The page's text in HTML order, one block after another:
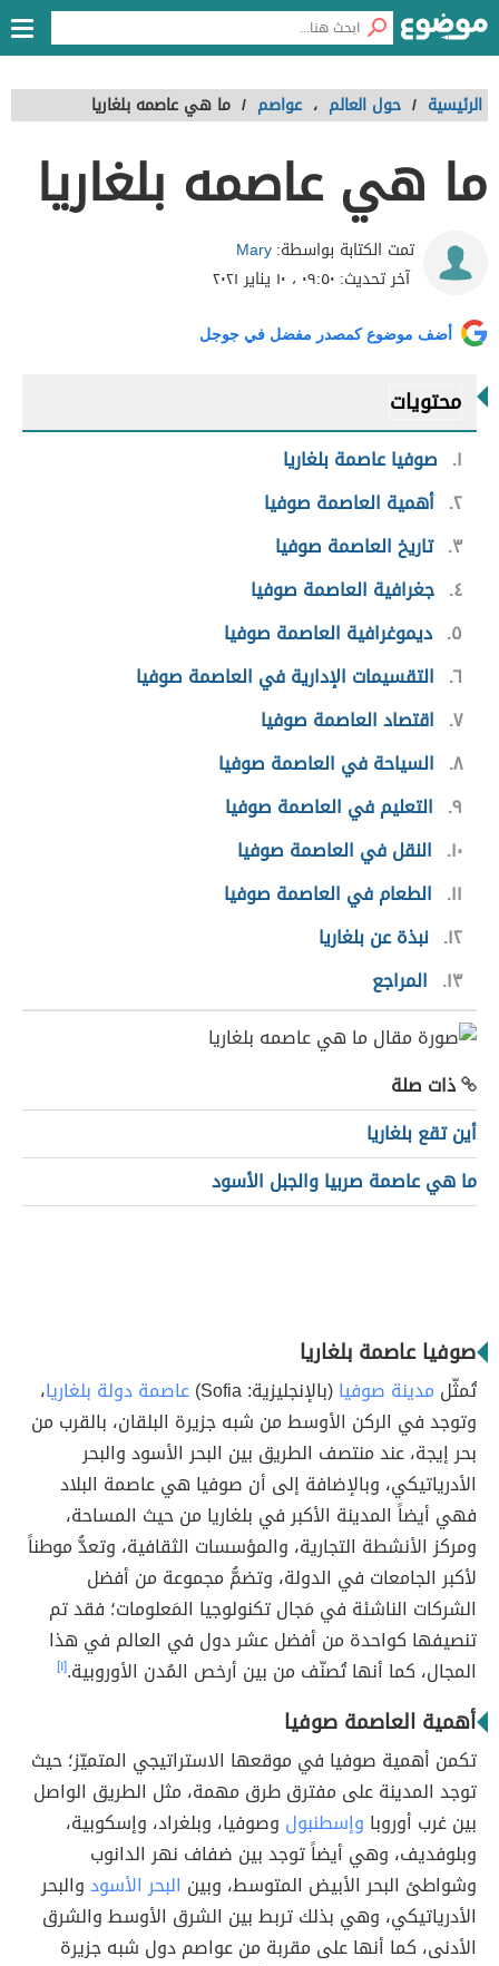
الرئيسية / حول العالم ، عواصم / ما هي عاصمه بلغاريا
ما هي عاصمه بلغاريا
تمت الكتابة بواسطة:Mary
آخر تحديث: ٠٩:٥٠ ، ١٠ يناير ٢٠٢١
أضف موضوع كمصدر مفضل في جوجل
محتويات
١
صوفيا عاصمة بلغاريا
٢ أهمية العاصمة صوفيا
٣ تاريخ العاصمة صوفيا
٤ جغرافية العاصمة صوفيا
٥ ديموغرافية العاصمة صوفيا
٦ التقسيمات الإدارية في العاصمة صوفيا
٧ اقتصاد العاصمة صوفيا
٨ السياحة في العاصمة صوفيا
٩ التعليم في العاصمة صوفيا
١٠
النقل في العاصمة صوفيا
١١
الطعام في العاصمة صوفيا
١٢ نبذة عن بلغاريا
١٣
المراجع
ذات صلة
أين تقع بلغاريا
ما هي عاصمة صربيا والجبل الأسود
صوفيا عاصمة بلغاريا
تُمثّل مدينة صوفيا(بالإنجليزية: Sofia) عاصمة دولة بلغاريا،
وتوجد في الركن الأوسط من شبه جزيرة البلقان، بالقرب من
بحر إيجة، عند منتصف الطريق بين البحر الأسود والبحر
الأدرياتيكي، وبالإضافة إلى أن صوفيا هي عاصمة البلاد
فهي أيضاً المدينة الأكبر في بلغاريا من حيث المساحة،
ومركز الأنشطة التجارية، والمؤسسات الثقافية، وتعدُّ موطناً
لأكبر الجامعات في الدولة، وتضمُّ مجموعة من أفضل
الشركات الناشئة في مَجال تكنولوجيا المَعلومات؛ فقد تم
تنصيفها كواحدة من أفضل عشر دول في العالم في هذا
المجال، كما أنها تُصنّف من بين أرخص المُدن الأوروبية.[١]
أهمية العاصمة صوفيا
تكمن أهمية صوفيا في موقعها الاستراتيجي المتميّز؛ حيث
توجد المدينة على مفترق طرق مهمة، مثل الطريق الواصل
بين غرب أوروبا وإسطنبول وصوفيا، وبلغراد، وإسكوبية،
وبلوفديف، وهي أيضاً توجد بين ضفاف نهر الدانوب
وشواطئ البحر الأبيض المتوسط، وبين البحر الأسودوالبحر
الأدرياتيكي، وهي بذلك تربط بين الشرق الأوسط والشرق
الأدنى، كما أنها على مقربة من عواصم دول شبه جزيرة